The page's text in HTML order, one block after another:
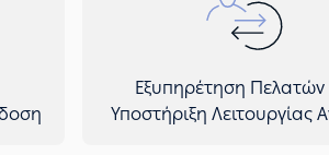
Εξυπηρέτηση Πελατών
Υποστήριξη Λειτουργίας